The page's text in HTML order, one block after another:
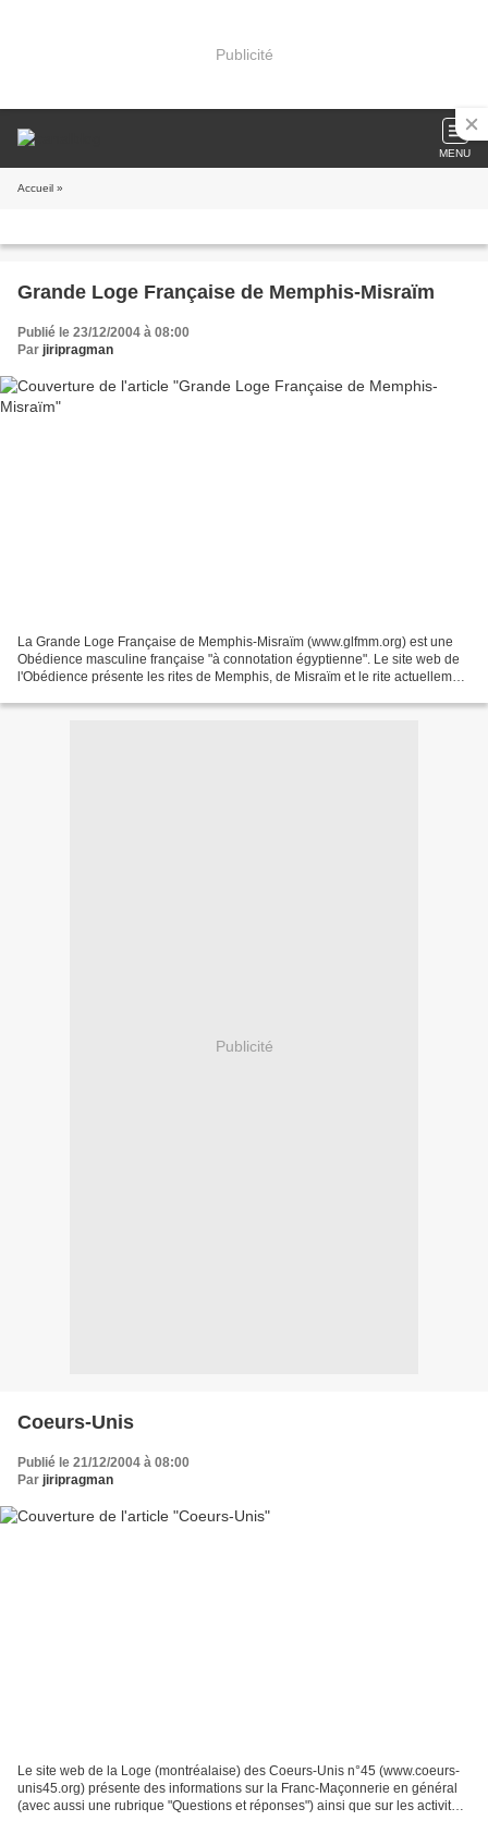
Publicité
MENU
Accueil »
Grande Loge Française de Memphis-Misraïm
Publié le 23/12/2004 à 08:00
Par jiripragman
La Grande Loge Française de Memphis-Misraïm (www.glfmm.org) est une
Obédience masculine française "à connotation égyptienne". Le site web de
l'Obédience présente les rites de Memphis, de Misraïm et le rite actuellement
Publicité
Coeurs-Unis
Publié le 21/12/2004 à 08:00
Par jiripragman
Le site web de la Loge (montréalaise) des Coeurs-Unis n°45 (www.coeurs-
unis45.org) présente des informations sur la Franc-Maçonnerie en général
(avec aussi une rubrique "Questions et réponses") ainsi que sur les activités